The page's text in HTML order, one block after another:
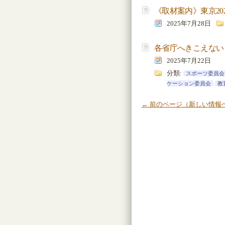
《取材案内》東京
2025年7月28日
各省庁へきこえな
2025年7月22日
分類:
スポーツ委員会
ケーション委員会
教
← 前のページ（新しい情報